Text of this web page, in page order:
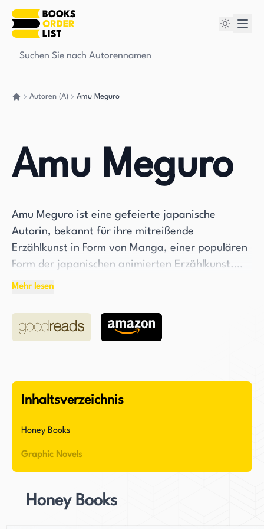
Autoren (A) Amu Meguro
Amu Meguro
Amu Meguro ist eine gefeierte japanische
Autorin, bekannt für ihre mitreißende
Erzählkunst in Form von Manga, einer populären
Form der japanischen animierten Erzählkunst.
Ihre Werke konzentrieren sich in der Regel auf
eine einzigartige und fesselnde Perspektive auf
diese Aspekte der japanischen Kultur.
ihrer Muttersprache bekannt ist, hat ein
distinktes Profil. Sie wurde am 24. September
japanischen Kultur mit diesem Bluttyp
verbundenen Eigenschaften entspricht. Als
Waage wird ihr gesagt, ein Gleichgewicht von
was in ihrer überlegten und fesselnden
Erzählkunst reflektiert wird.
Mehr lesen
Inhaltsverzeichnis
Honey Books
Graphic Novels
Honey Books